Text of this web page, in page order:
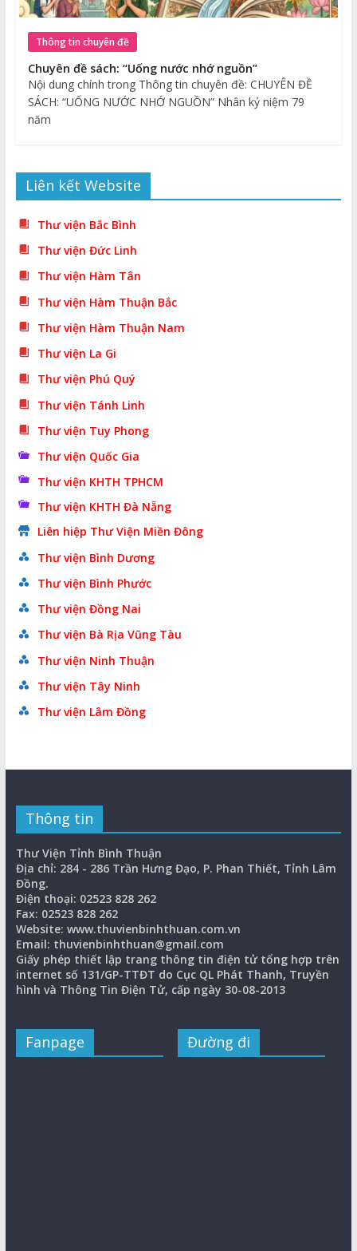
Thông tin chuyên đề
Chuyên đề sách: “Uống nước nhớ nguồn”
Nội dung chính trong Thông tin chuyên đề: CHUYÊN ĐỀ
SÁCH: “UỐNG NƯỚC NHỚ NGUỒN” Nhân kỷ niệm 79
năm
Liên kết Website
Thư viện Bắc Bình
Thư viện Đức Linh
Thư viện Hàm Tân
Thư viện Hàm Thuận Bắc
Thư viện Hàm Thuận Nam
Thư viện La Gi
Thư viện Phú Quý
Thư viện Tánh Linh
Thư viện Tuy Phong
Thư viện Quốc Gia
Thư viện KHTH TPHCM
Thư viện KHTH Đà Nẵng
Liên hiệp Thư Viện Miền Đông
Thư viện Bình Dương
Thư viện Bình Phước
Thư viện Đồng Nai
Thư viện Bà Rịa Vũng Tàu
Thư viện Ninh Thuận
Thư viện Tây Ninh
Thư viện Lâm Đồng
Thông tin
Thư Viện Tỉnh Bình Thuận
Địa chỉ: 284 - 286 Trần Hưng Đạo, P. Phan Thiết, Tỉnh Lâm
Đồng.
Điện thoại: 02523 828 262
Fax: 02523 828 262
Website: www.thuvienbinhthuan.com.vn
Email: thuvienbinhthuan@gmail.com
Giấy phép thiết lập trang thông tin điện tử tổng hợp trên
internet số 131/GP-TTĐT do Cục QL Phát Thanh, Truyền
hình và Thông Tin Điện Tử, cấp ngày 30-08-2013
Fanpage Đường đi